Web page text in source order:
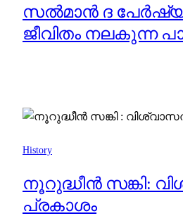
സൽമാൻ ദ പേർഷ്യ
ജീവിതം നലകുന്ന
History
നൂറുദ്ധീൻ സങ്കി:
പ്രകാശം